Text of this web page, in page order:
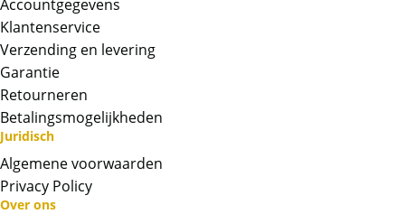
De munten worden uit voorraad geleverd, en
komen daarmee niet rechtstreeks van de
producent af. De munten kunnen soms
BTW
Dit product wordt onder de margeregel
over de marge die wij behalen op dit product.
De btw mag hierdoor door ons niet op de
Accountgegevens
Klantenservice
Verzending en levering
Garantie
Retourneren
Betalingsmogelijkheden
Juridisch
Algemene voorwaarden
Privacy Policy
Over ons